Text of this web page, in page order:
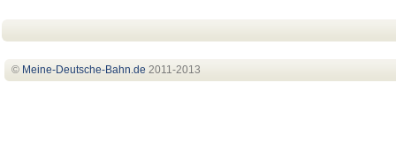
© Meine-Deutsche-Bahn.de 2011-2013